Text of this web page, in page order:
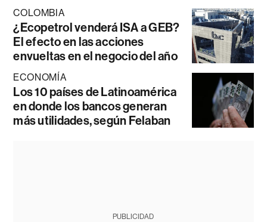
COLOMBIA
¿Ecopetrol venderá ISA a GEB?
El efecto en las acciones
envueltas en el negocio del año
ECONOMÍA
Los 10 países de Latinoamérica
en donde los bancos generan
más utilidades, según Felaban
PUBLICIDAD